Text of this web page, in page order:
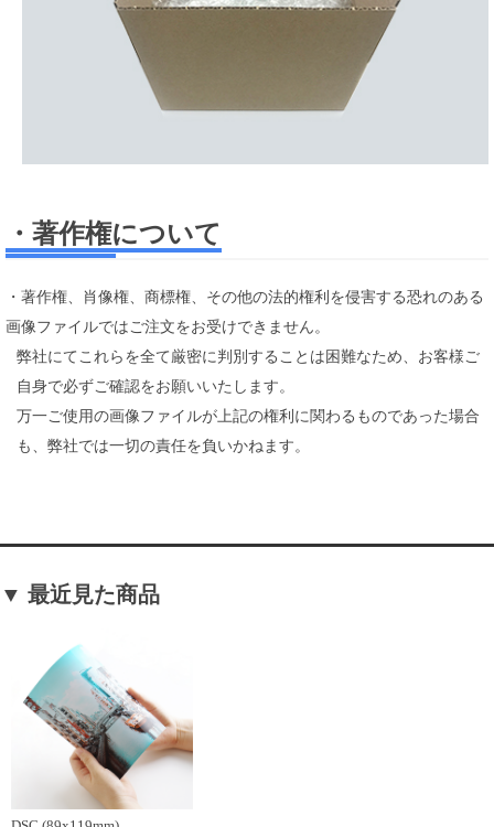
・著作権について
・著作権、肖像権、商標権、その他の法的権利を侵害する恐れのある
画像ファイルではご注文をお受けできません。
弊社にてこれらを全て厳密に判別することは困難なため、お客様ご
自身で必ずご確認をお願いいたします。
万一ご使用の画像ファイルが上記の権利に関わるものであった場合
も、弊社では一切の責任を負いかねます。
▼ 最近見た商品